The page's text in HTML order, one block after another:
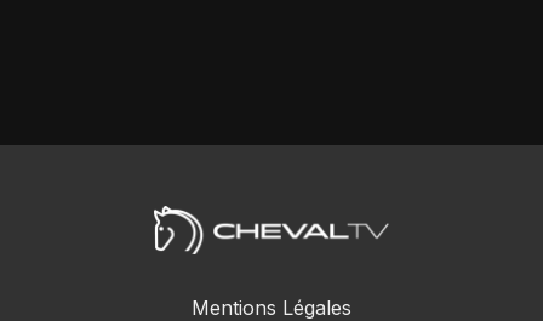
Mentions Légales